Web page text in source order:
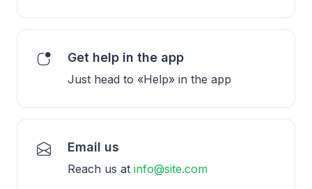
Get help in the app
Just head to «Help» in the app
Email us
Reach us at info@site.com